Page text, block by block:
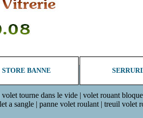
STORE BANNE
tourne dans le vide | volet rouant
a sangle | panne volet roulant | treuil volet